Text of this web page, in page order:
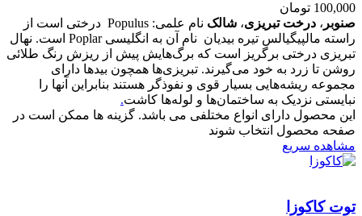
100,000 تومان
صنوبر ، درخت تبریزی، شالک
نام علمی: Populus درختی است از
راسته مالپیگیالس تیره بیدیان نام آن به انگلیسی Poplar است. نهال
تبریزی درختی برگریز است که برگ‌هایش پیش از ریزش رنگ طلائی
روشن تا زرد به خود می‌گیرند. تبریزی‌ها همچون بیدها دارای
مجموعه ریشه‌هایی بسیار قوی و نفوذگر هستند بنابراین آنها را
نبایستی نزدیک به ساختمان‌ها و لوله‌ها کاشت.
این محصول دارای انواع مختلفی می باشد. گزینه ها ممکن است در
صفحه محصول انتخاب شوند
مشاهده سریع
توت کاکوزا